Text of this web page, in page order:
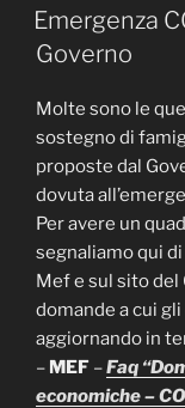
IL
Emergenza
Governo
Molte sono le
sostegno di
proposte dal
dovuta
Per avere un
segnaliamo qui
Mef e sul sito del
domande a cui
aggiornando in
– MEF –Faq
economiche –